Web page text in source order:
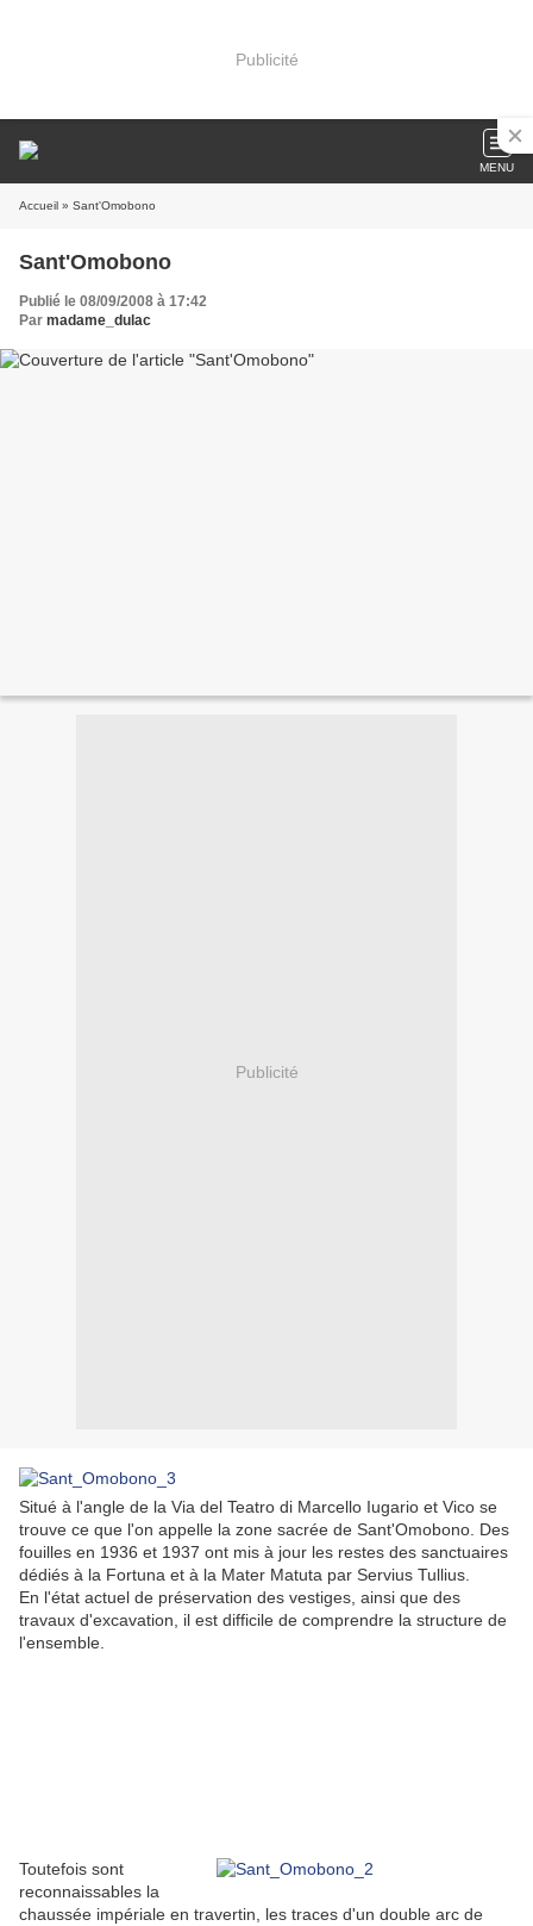
Publicité
MENU
Accueil » Sant'Omobono
Sant'Omobono
Publié le 08/09/2008 à 17:42
Par madame_dulac
Publicité
Situé à l'angle de la Via del Teatro di Marcello Iugario et Vico se
trouve ce que l'on appelle la zone sacrée de Sant'Omobono. Des
fouilles en 1936 et 1937 ont mis à jour les restes des sanctuaires
dédiés à la Fortuna et à la Mater Matuta par Servius Tullius.
En l'état actuel de préservation des vestiges, ainsi que des
travaux d'excavation, il est difficile de comprendre la structure de
l'ensemble.
Toutefois sont
reconnaissables la
chaussée impériale en travertin, les traces d'un double arc de